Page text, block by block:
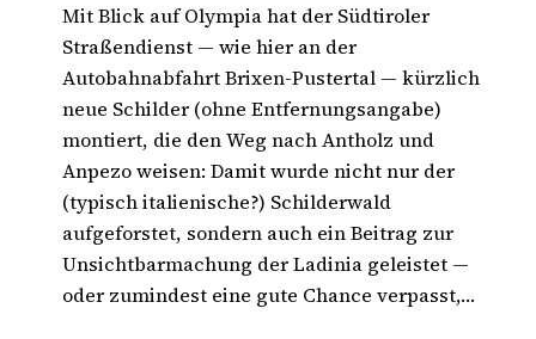
Mit Blick auf Olympia hat der Südtiroler
Straßendienst — wie hier an der
Autobahnabfahrt Brixen-Pustertal — kürzlich
neue Schilder (ohne Entfernungsangabe)
montiert, die den Weg nach Antholz und
Anpezo weisen: Damit wurde nicht nur der
(typisch italienische?) Schilderwald
aufgeforstet, sondern auch ein Beitrag zur
Unsichtbarmachung der Ladinia geleistet —
oder zumindest eine gute Chance verpasst,…